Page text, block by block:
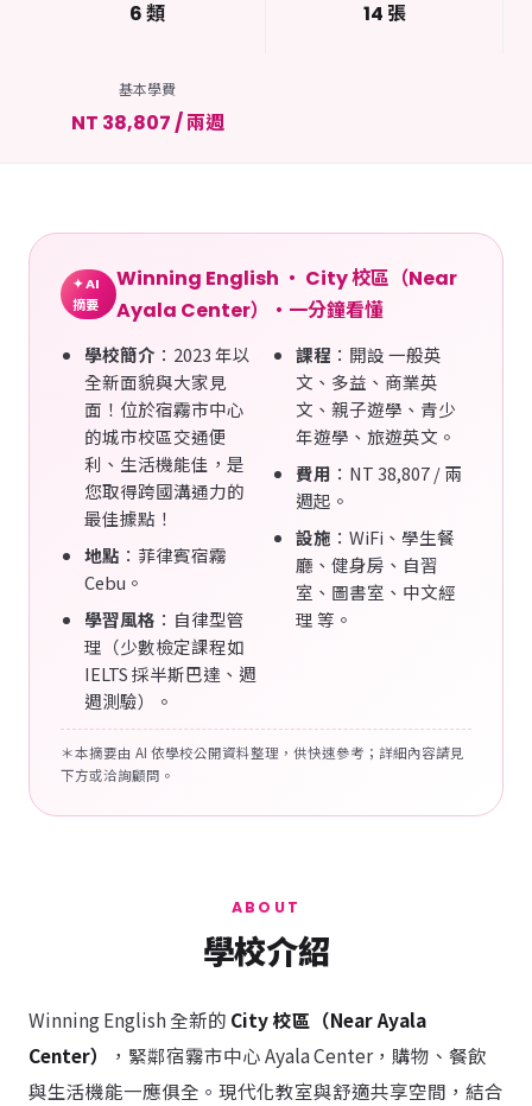
6 類 14 張
基本學費
NT 38,807 / 兩週
✦ AI
摘要
Winning English ・ City 校區（Near
Ayala Center）・一分鐘看懂
學校簡介 ：2023 年以
全新面貌與大家見
面！位於宿霧市中心
的城市校區交通便
利、生活機能佳，是
您取得跨國溝通力的
最佳據點！
地點 ：菲律賓宿霧
Cebu。
學習風格 ：自律型管
理（少數檢定課程如
IELTS 採半斯巴達、週
週測驗）。
課程 ：開設 一般英
文、多益、商業英
文、親子遊學、青少
年遊學、旅遊英文。
費用 ：NT 38,807 / 兩
週起。
設施 ：WiFi、學生餐
廳、健身房、自習
室、圖書室、中文經
理 等。
＊本摘要由 AI 依學校公開資料整理，供快速參考；詳細內容請見
下方或洽詢顧問。
ABOUT
學校介紹
Winning English 全新的 City 校區（Near Ayala
Center）
，緊鄰宿霧市中心 Ayala Center，購物、餐飲
與生活機能一應俱全。現代化教室與舒適共享空間，結合